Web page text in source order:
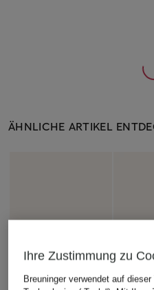
ÄHNLICHE ARTIKEL
Ihre Zustimmung zu
Breuninger verwendet auf